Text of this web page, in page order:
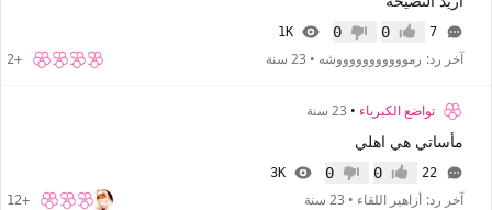
7 إعجاب0 عدم إعجاب
0
1K
آخر رد: رموووووووووووشه • 23 سنة +2
تواضع الكبرياء • 23 سنة
مأساتي هي اهلي
22 إعجاب0 عدم إعجاب
0
3K
آخر رد: أزاهير اللقاء • 23 سنة +12